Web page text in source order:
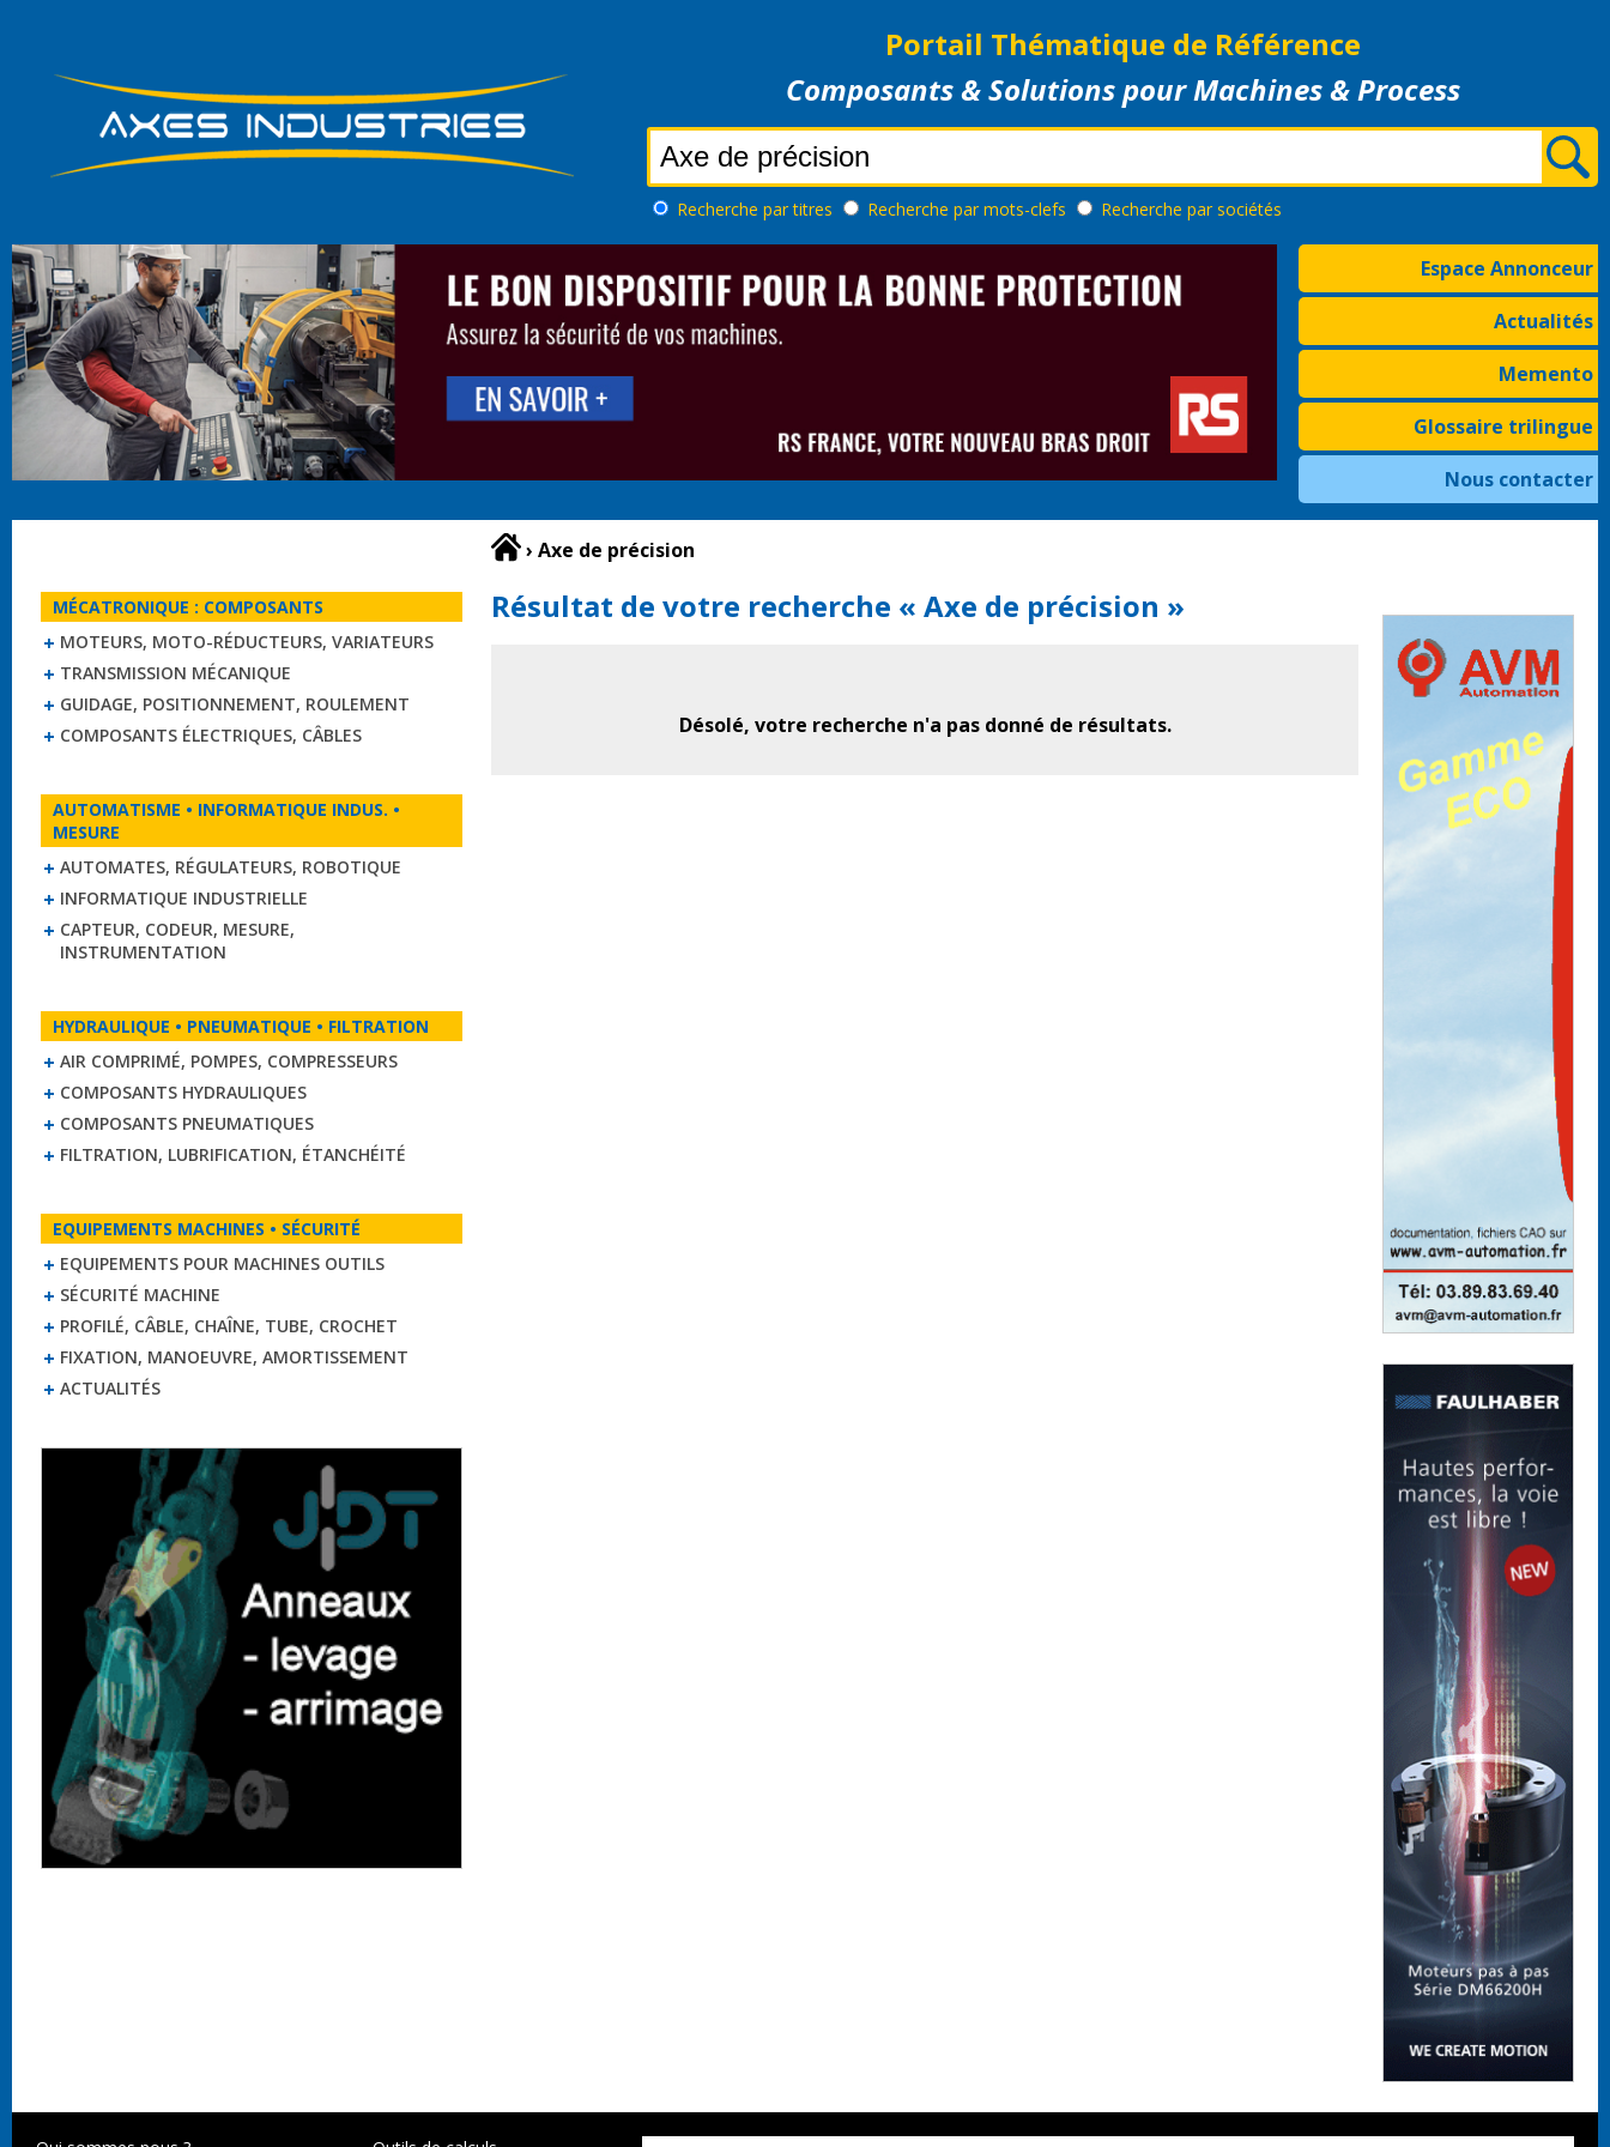
Portail Thématique de Référence
Composants & Solutions pour Machines & Process
Recherche par titres Recherche par mots-clefs Recherche par sociétés
Espace Annonceur
Actualités
Memento
Glossaire trilingue
Nous contacter
MÉCATRONIQUE : COMPOSANTS
MOTEURS, MOTO-RÉDUCTEURS, VARIATEURS
TRANSMISSION MÉCANIQUE
GUIDAGE, POSITIONNEMENT, ROULEMENT
COMPOSANTS ÉLECTRIQUES, CÂBLES
AUTOMATISME • INFORMATIQUE INDUS. •
MESURE
AUTOMATES, RÉGULATEURS, ROBOTIQUE
INFORMATIQUE INDUSTRIELLE
CAPTEUR, CODEUR, MESURE,
INSTRUMENTATION
HYDRAULIQUE • PNEUMATIQUE • FILTRATION
AIR COMPRIMÉ, POMPES, COMPRESSEURS
COMPOSANTS HYDRAULIQUES
COMPOSANTS PNEUMATIQUES
FILTRATION, LUBRIFICATION, ÉTANCHÉITÉ
EQUIPEMENTS MACHINES • SÉCURITÉ
EQUIPEMENTS POUR MACHINES OUTILS
SÉCURITÉ MACHINE
PROFILÉ, CÂBLE, CHAÎNE, TUBE, CROCHET
FIXATION, MANOEUVRE, AMORTISSEMENT
ACTUALITÉS
› Axe de précision
Résultat de votre recherche « Axe de précision »
Désolé, votre recherche n'a pas donné de résultats.